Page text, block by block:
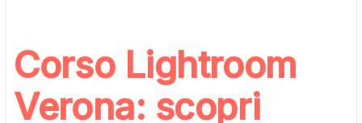
Corso Lightroom
Verona: scopri